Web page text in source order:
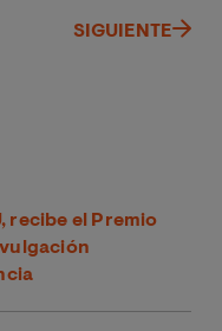
SIGUIENTE
recibe el Premio